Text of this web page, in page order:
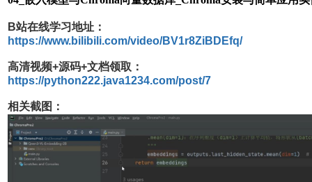
B站在线学习地址：
https://www.bilibili.com/video/BV1r8ZiBDEfq/
高清视频+源码+文档领取：
https://python222.java1234.com/post/7
相关截图：